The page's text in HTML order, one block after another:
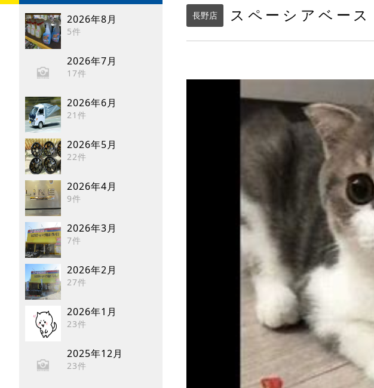
2026年8月
5件
2026年7月
17件
2026年6月
21件
2026年5月
22件
2026年4月
9件
2026年3月
7件
2026年2月
27件
2026年1月
23件
2025年12月
23件
長野店 スペーシアベー